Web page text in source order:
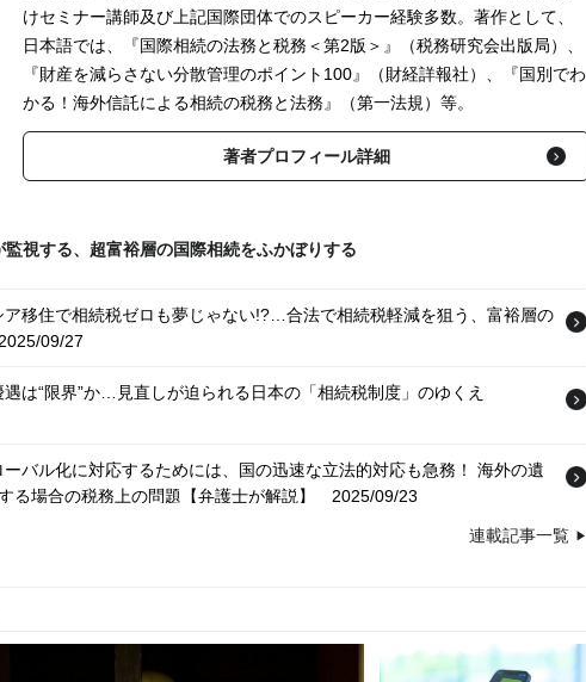
けセミナー講師及び上記国際団体でのスピーカー経験多数。著作として、
日本語では、『国際相続の法務と税務＜第2版＞』（税務研究会出版局）、
『財産を減らさない分散管理のポイント100』（財経詳報社）、『国別でわ
かる！海外信託による相続の税務と法務』（第一法規）等。
著者プロフィール詳細
監視する、超富裕層の国際相続をふかぼりする
ア移住で相続税ゼロも夢じゃない!?…合法で相続税軽減を狙う、富裕層の
09/27
遇は“限界”か…見直しが迫られる日本の「相続税制度」のゆくえ
ーバル化に対応するためには、国の迅速な立法的対応も急務！ 海外の遺
る場合の税務上の問題【弁護士が解説】
2025/09/23
門家も驚く独特な日本の信託税制。外国信託を組成する際に留意しなけれ
ミリーの相続・事業承継 ーー紛争リスクを未然に防ぐための実務対策
連載記事一覧